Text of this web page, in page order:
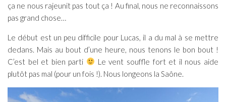
ça ne nous rajeunit pas tout ça ! Au final, nous ne reconnaissons
pas grand chose…
Le début est un peu difficile pour Lucas, il a du mal à se mettre
dedans. Mais au bout d’une heure, nous tenons le bon bout !
C’est bel et bien parti
Le vent souffle fort et il nous aide
plutôt pas mal (pour un fois !). Nous longeons la Saône.